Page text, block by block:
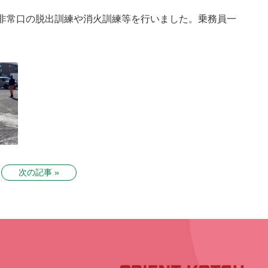
口の脱出訓練や消火訓練等を行いました。乗務員一
次の記事 »